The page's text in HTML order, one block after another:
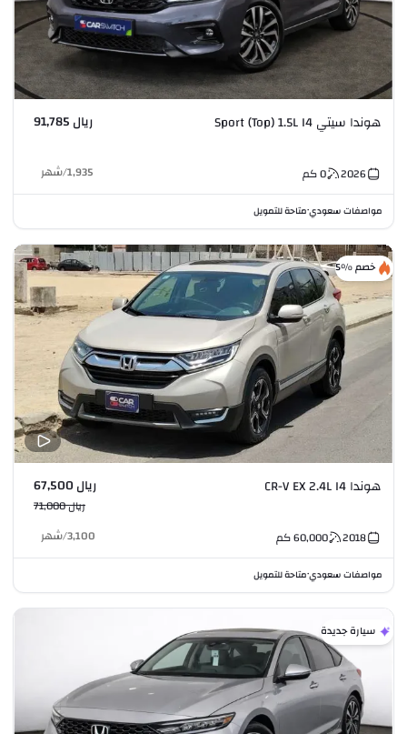
هوندا سيتي Sport (Top) 1.5L I4 ريال 91,785
2026
0كم 1,935
/شهر
مواصفات سعودي•متاحة للتمويل
خصم %5
هوندا CR-V EX 2.4L I4 ريال 67,500
ريال 71,000
2018
60,000كم 3,100
/شهر
مواصفات سعودي•متاحة للتمويل
سيارة جديدة